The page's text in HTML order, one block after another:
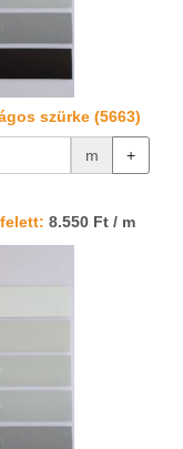
szürke (5663)
m +
8.550 Ft / m